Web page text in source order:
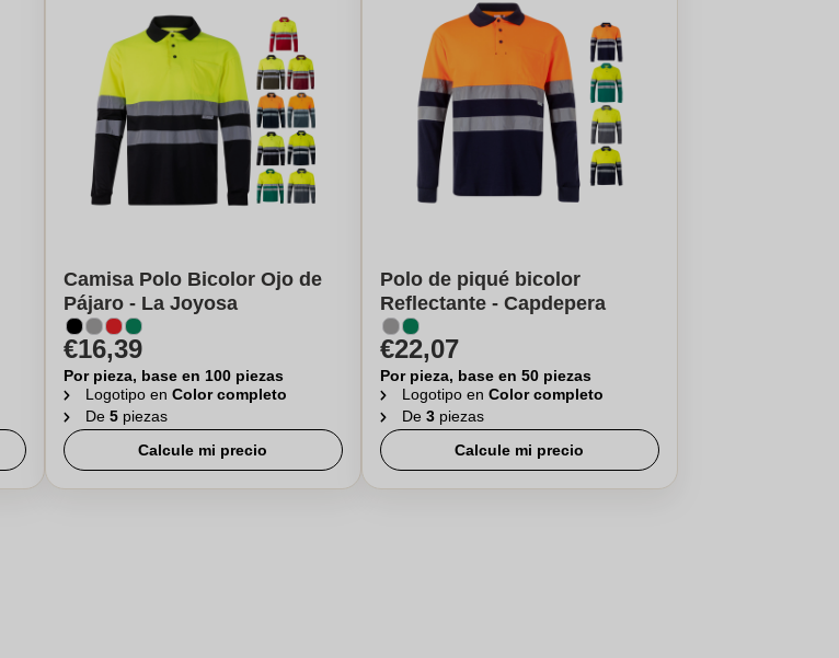
Camisa Polo Bicolor Ojo de
Pájaro - La Joyosa
€16,39
Por pieza, base en 100 piezas
Logotipo en Color completo
De 5 piezas
Calcule mi precio
Polo de piqué bicolor
Reflectante - Capdepera
€22,07
Por pieza, base en 50 piezas
Logotipo en Color completo
De 3 piezas
Calcule mi precio